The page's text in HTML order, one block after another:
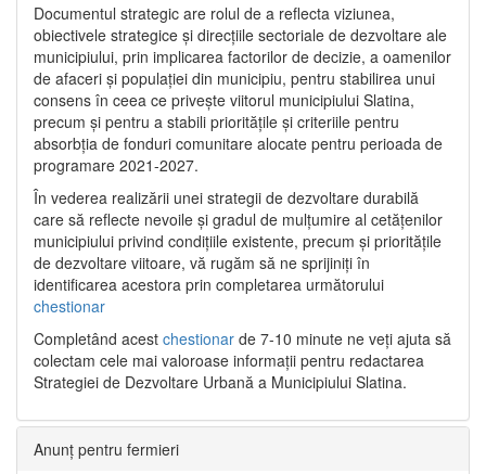
Documentul strategic are rolul de a reflecta viziunea,
obiectivele strategice și direcțiile sectoriale de dezvoltare ale
municipiului, prin implicarea factorilor de decizie, a oamenilor
de afaceri și populației din municipiu, pentru stabilirea unui
consens în ceea ce privește viitorul municipiului Slatina,
precum și pentru a stabili prioritățile și criteriile pentru
absorbția de fonduri comunitare alocate pentru perioada de
programare 2021-2027.
În vederea realizării unei strategii de dezvoltare durabilă
care să reflecte nevoile și gradul de mulțumire al cetățenilor
municipiului privind condițiile existente, precum și prioritățile
de dezvoltare viitoare, vă rugăm să ne sprijiniți în
identificarea acestora prin completarea următorului
chestionar
Completând acest chestionar de 7-10 minute ne veți ajuta să
colectam cele mai valoroase informații pentru redactarea
Strategiei de Dezvoltare Urbană a Municipiului Slatina.
Anunț pentru fermieri